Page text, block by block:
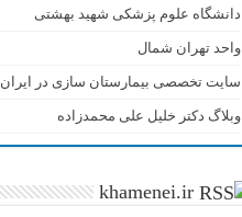
دانشگاه علوم پزشکی شهید بهشتی
واحد تهران شمال
سایت تخصصی بیمارستان سازی در ایران
وبلاگ دکتر خلیل علی محمدزاده
khamenei.ir